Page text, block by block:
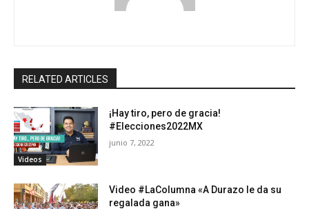
RELATED ARTICLES
Videos
¡Hay tiro, pero de gracia!
#Elecciones2022MX
junio 7, 2022
Video #LaColumna «A Durazo le da su
regalada gana»